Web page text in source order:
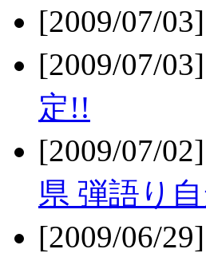
[2009/07/
[2009/07/
定!!
[2009/07/
県 弾語り
[2009/06/